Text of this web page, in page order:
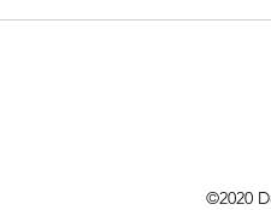
©2020